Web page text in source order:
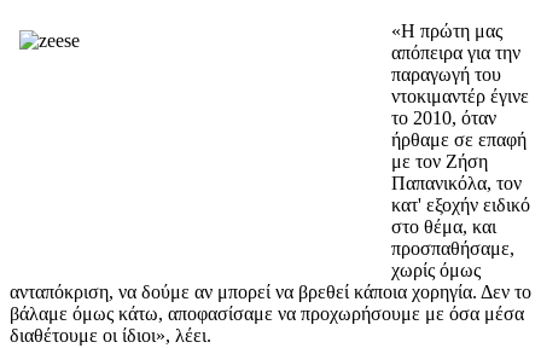
«Η πρώτη μας
απόπειρα για την
παραγωγή του
ντοκιμαντέρ έγινε
το 2010, όταν
ήρθαμε σε επαφή
με τον Ζήση
Παπανικόλα, τον
κατ' εξοχήν ειδικό
στο θέμα, και
προσπαθήσαμε,
χωρίς όμως
ανταπόκριση, να δούμε αν μπορεί να βρεθεί κάποια χορηγία. Δεν το
βάλαμε όμως κάτω, αποφασίσαμε να προχωρήσουμε με όσα μέσα
διαθέτουμε οι ίδιοι», λέει.